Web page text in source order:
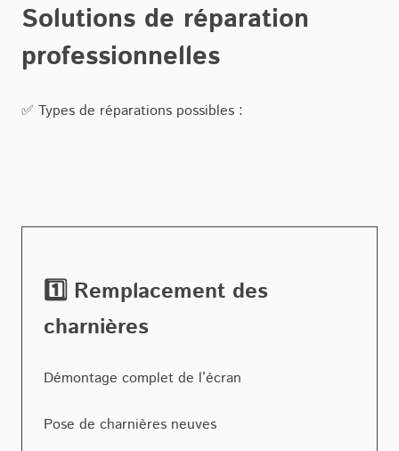
Solutions de réparation
professionnelles
✅ Types de réparations possibles :
1️⃣ Remplacement des
charnières
Démontage complet de l’écran
Pose de charnières neuves